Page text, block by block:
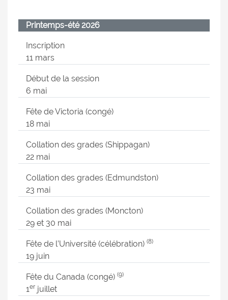
Printemps-été 2026
Inscription
11 mars
Début de la session
6 mai
Fête de Victoria (congé)
18 mai
Collation des grades (Shippagan)
22 mai
Collation des grades (Edmundston)
23 mai
Collation des grades (Moncton)
29 et 30 mai
Fête de l’Université (célébration) (8)
19 juin
Fête du Canada (congé) (9)
1er juillet